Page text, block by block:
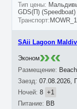
GDS(П) (Speedboat)
07.08.2026,
8 +1
SAii Lagoon
BB
Эконом